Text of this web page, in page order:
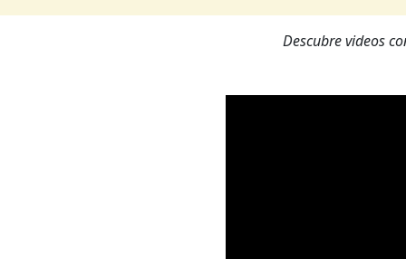
Descubre videos